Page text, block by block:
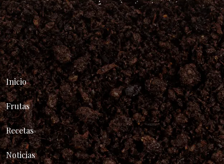
Inicio
Frutas
Recetas
Noticias